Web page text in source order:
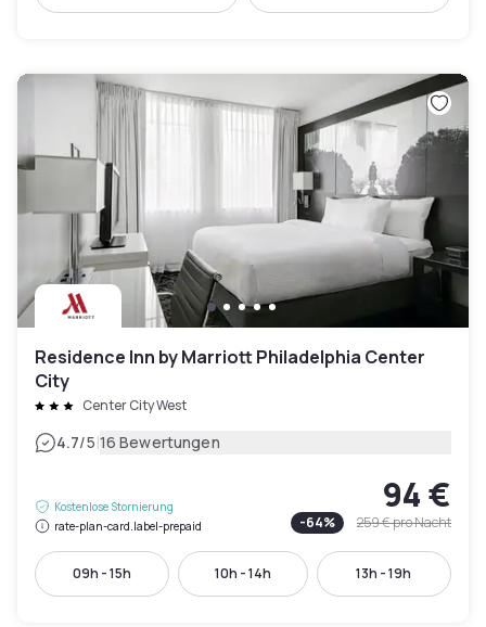
Residence Inn by Marriott Philadelphia Center
City
Center City West
4.7/5|16 Bewertungen
Kostenlose Stornierung
rate-plan-card.label-prepaid
94 €
-64% 259 €pro Nacht
09h - 15h 10h - 14h 13h - 19h